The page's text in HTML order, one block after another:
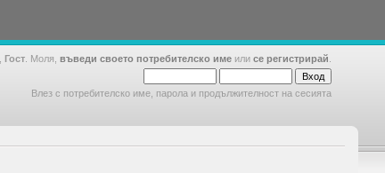
Гост . Моля, въведи своето потребителско име или се регистрирай
Влез с потребителско име, парола и продължителност на сесията